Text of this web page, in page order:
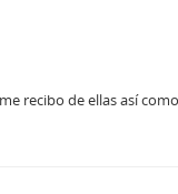
recibo de ellas así